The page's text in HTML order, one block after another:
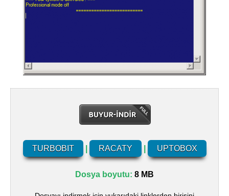
TURBOBIT RACATY UPTOBOX
Dosya boyutu: 8 MB